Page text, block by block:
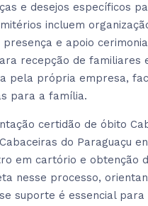
e desejos específicos
incluem
e apoio
recepção de familiares
pela própria empresa,
para a família.
certidão de óbito
do Paraguaçu
em cartório e obtenção
nesse processo,
suporte é essencial